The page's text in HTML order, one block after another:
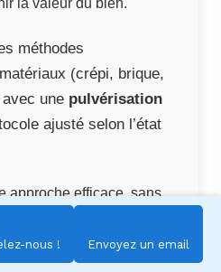
nous !
Envoyez un email
méthodes
(crépi, brique,
une pulvérisation
ajusté selon l’état
approche efficace, sans
également dans les